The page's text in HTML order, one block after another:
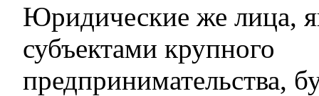
Юридические же лица,
субъектами крупного
предпринимательства,